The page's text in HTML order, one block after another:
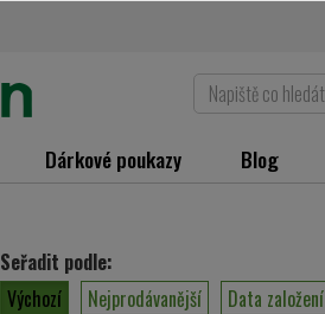
Dárkové poukazy Blog
Seřadit podle:
Výchozí
Nejprodávanější Data založení